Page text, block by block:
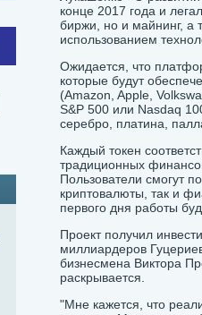
конце 2017 года и
биржи, но и майнинг, а
использованием
Ожидается, что
которые будут
(Amazon, Apple,
S&P 500 или Nasdaq
серебро, платина,
Каждый токен
традиционных
Пользователи смогут
криптовалюты, так и
первого дня работы
Проект получил
миллиардеров
бизнесмена Виктора
раскрывается.
"Мне кажется, что